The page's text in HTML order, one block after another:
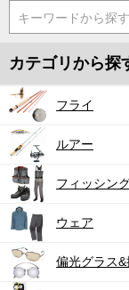
キーワードから探す
カテゴリから探
フライ
ルアー
フィッシン
ウェア
偏光グラス